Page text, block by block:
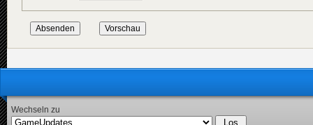
Wechseln zu